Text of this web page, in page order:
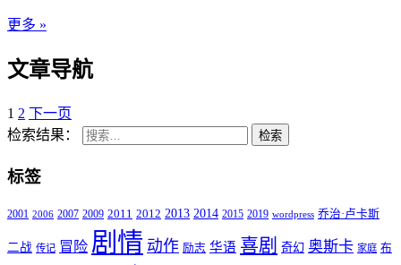
更多 »
文章导航
1 2 下一页
检索结果：
检索
标签
2001 2006 2007 2009 2011 2012 2013 2014 2015 2019 wordpress 乔治·卢卡斯
二战 传记 冒险 剧情 动作 励志 华语 喜剧 奇幻 奥斯卡 家庭 布